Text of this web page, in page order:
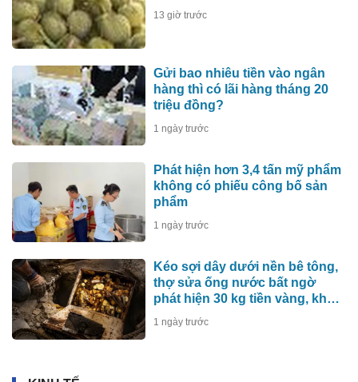
13 giờ trước
Gửi bao nhiêu tiền vào ngân
hàng thì có lãi hàng tháng 20
triệu đồng?
1 ngày trước
Phát hiện hơn 3,4 tấn mỹ phẩm
không có phiếu công bố sản
phẩm
1 ngày trước
Kéo sợi dây dưới nền bê tông,
thợ sửa ống nước bất ngờ
phát hiện 30 kg tiền vàng, khu
vực lập tức bị phong tỏa
1 ngày trước